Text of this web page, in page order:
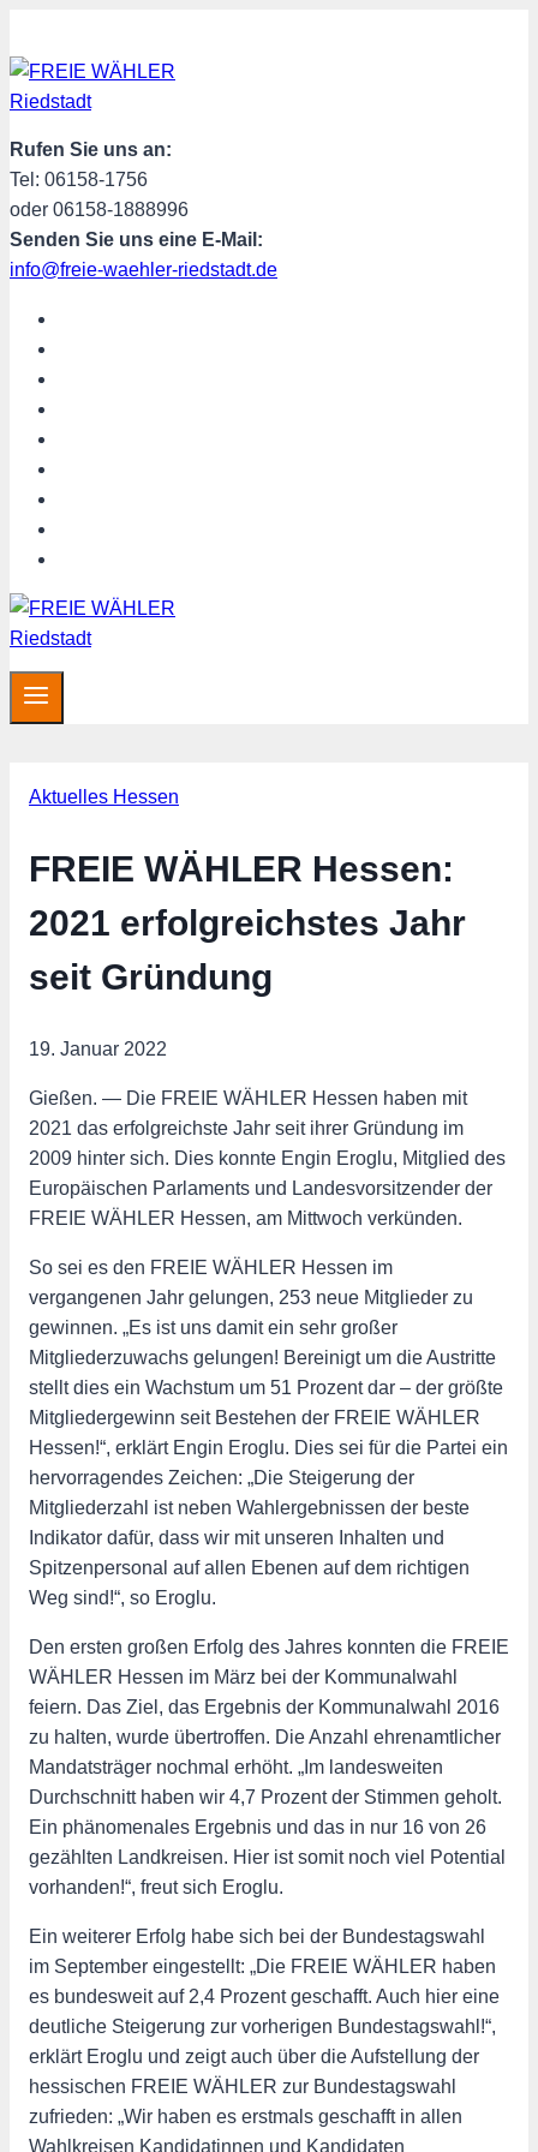
Inhalt
springen
Rufen Sie uns an:
Tel: 06158-1756
oder 06158-1888996
Senden Sie uns eine E-Mail:
info@freie-waehler-riedstadt.de
Aktuelles Hessen
FREIE WÄHLER Hessen:
2021 erfolgreichstes Jahr
seit Gründung
19. Januar 2022
Gießen. — Die FREIE WÄHLER Hessen haben mit
2021 das erfolgreichste Jahr seit ihrer Gründung im
2009 hinter sich. Dies konnte Engin Eroglu, Mitglied des
Europäischen Parlaments und Landesvorsitzender der
FREIE WÄHLER Hessen, am Mittwoch verkünden.
So sei es den FREIE WÄHLER Hessen im
vergangenen Jahr gelungen, 253 neue Mitglieder zu
gewinnen. „Es ist uns damit ein sehr großer
Mitgliederzuwachs gelungen! Bereinigt um die Austritte
stellt dies ein Wachstum um 51 Prozent dar – der größte
Mitgliedergewinn seit Bestehen der FREIE WÄHLER
Hessen!“, erklärt Engin Eroglu. Dies sei für die Partei ein
hervorragendes Zeichen: „Die Steigerung der
Mitgliederzahl ist neben Wahlergebnissen der beste
Indikator dafür, dass wir mit unseren Inhalten und
Spitzenpersonal auf allen Ebenen auf dem richtigen
Weg sind!“, so Eroglu.
Den ersten großen Erfolg des Jahres konnten die FREIE
WÄHLER Hessen im März bei der Kommunalwahl
feiern. Das Ziel, das Ergebnis der Kommunalwahl 2016
zu halten, wurde übertroffen. Die Anzahl ehrenamtlicher
Mandatsträger nochmal erhöht. „Im landesweiten
Durchschnitt haben wir 4,7 Prozent der Stimmen geholt.
Ein phänomenales Ergebnis und das in nur 16 von 26
gezählten Landkreisen. Hier ist somit noch viel Potential
vorhanden!“, freut sich Eroglu.
Ein weiterer Erfolg habe sich bei der Bundestagswahl
im September eingestellt: „Die FREIE WÄHLER haben
es bundesweit auf 2,4 Prozent geschafft. Auch hier eine
deutliche Steigerung zur vorherigen Bundestagswahl!“,
erklärt Eroglu und zeigt auch über die Aufstellung der
hessischen FREIE WÄHLER zur Bundestagswahl
zufrieden: „Wir haben es erstmals geschafft in allen
Wahlkreisen Kandidatinnen und Kandidaten